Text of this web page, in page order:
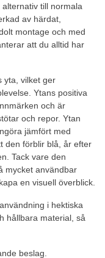
till normala
av härdat,
montage och med
att du alltid har
yta, vilket ger
Ytans positiva
och är
och repor. Ytan
jämfört med
den förblir blå, år efter
Tack vare den
mycket användbar
en visuell överblick.
i hektiska
hållbara material, så
beslag.